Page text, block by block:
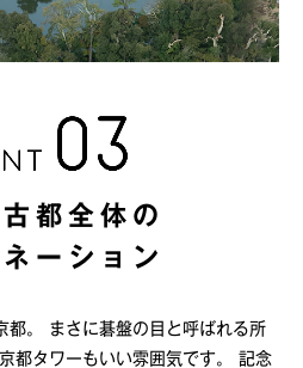
都全体の
ーション
。
まさに碁盤の目と呼ばれる所
都タワーもいい雰囲気です。
記念